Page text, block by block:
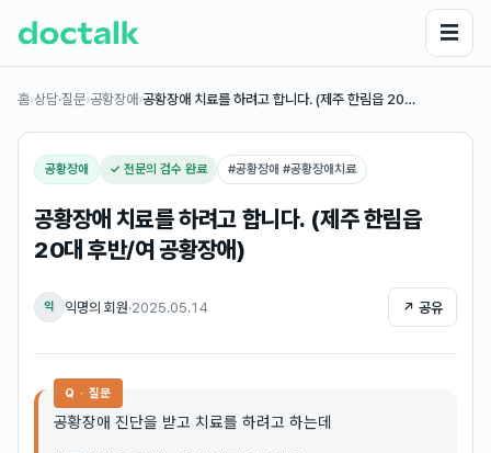
☰
홈›상담·질문›공황장애›공황장애 치료를 하려고 합니다. (제주 한림읍 20…
공황장애 ✓ 전문의 검수 완료 #공황장애 #공황장애치료
공황장애 치료를 하려고 합니다. (제주 한림읍
20대 후반/여 공황장애)
익 익명의 회원·2025.05.14 ↗ 공유
Q · 질문
공황장애 진단을 받고 치료를 하려고 하는데